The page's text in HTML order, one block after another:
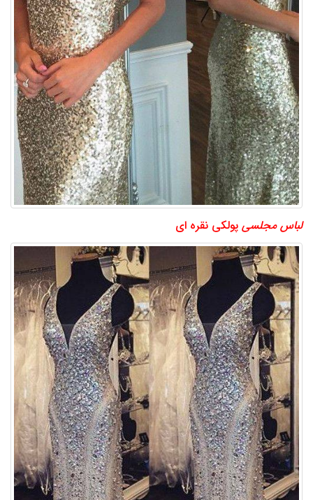
لباس مجلسی پولکی نقره ای